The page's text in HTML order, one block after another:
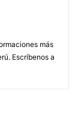
más
Escríbenos a